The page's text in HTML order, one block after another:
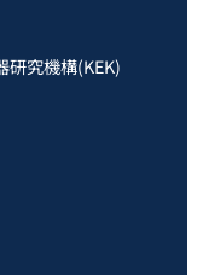
研究機構(KEK)